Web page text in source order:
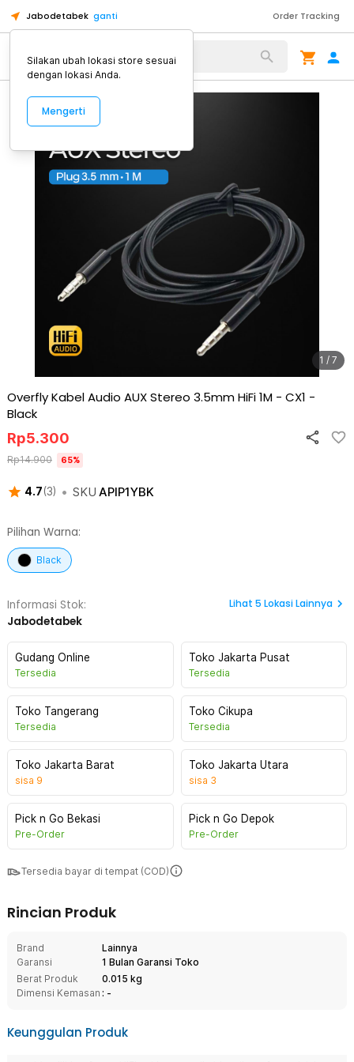
Jabodetabek ganti Order Tracking
Alat Kopi
1 / 7
Overfly Kabel Audio AUX Stereo 3.5mm HiFi 1M - CX1 -
Black
4.7(3) • SKU APIP1YBK
Rp5.300
Rp14.900 65%
Pilihan Warna:
Black
Informasi Stok:
Jabodetabek
Lihat 5 Lokasi Lainnya
Gudang Online
Tersedia
Toko Jakarta Pusat
Tersedia
Toko Tangerang
Tersedia
Toko Cikupa
Tersedia
Toko Jakarta Barat
sisa 9
Toko Jakarta Utara
sisa 3
Pick n Go Bekasi
Pre-Order
Pick n Go Depok
Pre-Order
Tersedia bayar di tempat (COD)
Rincian Produk
Brand
Lainnya
Garansi
1 Bulan Garansi Toko
Berat Produk
0.015 kg
Dimensi Kemasan : -
Keunggulan Produk
Silakan ubah lokasi store sesuai
dengan lokasi Anda.
Mengerti